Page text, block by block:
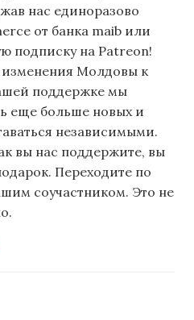
нас единоразово
от банка maib или
подписку на Patreon!
изменения Молдовы к
поддержке мы
еще больше новых и
независимыми.
вы нас поддержите, вы
Переходите по
соучастником. Это не